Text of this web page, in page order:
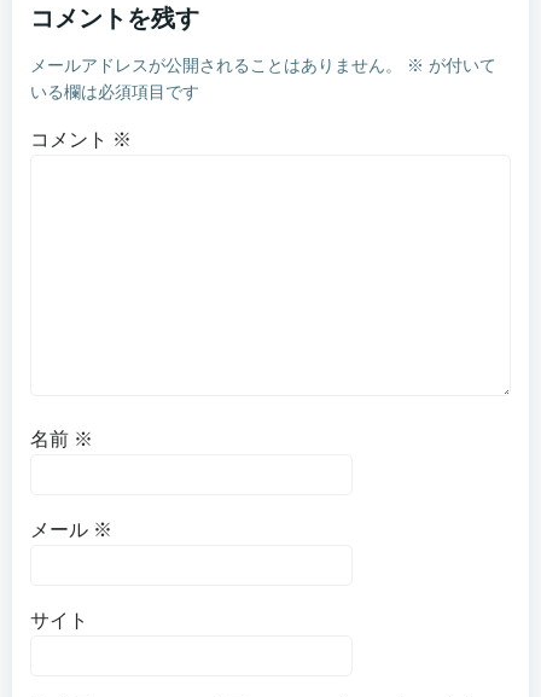
コメントを残す
メールアドレスが公開されることはありません。 ※ が付いて
いる欄は必須項目です
コメント ※
名前 ※
メール ※
サイト